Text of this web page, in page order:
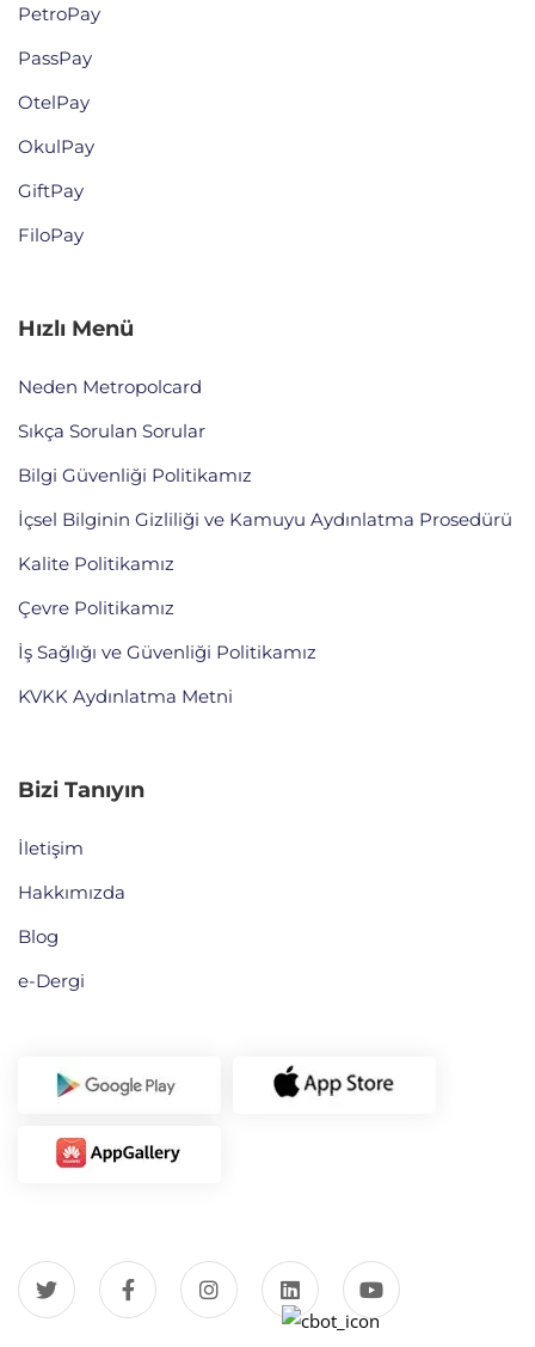
PetroPay
PassPay
OtelPay
OkulPay
GiftPay
FiloPay
Hızlı Menü
Neden Metropolcard
Sıkça Sorulan Sorular
Bilgi Güvenliği Politikamız
İçsel Bilginin Gizliliği ve Kamuyu Aydınlatma Prosedürü
Kalite Politikamız
Çevre Politikamız
İş Sağlığı ve Güvenliği Politikamız
KVKK Aydınlatma Metni
Bizi Tanıyın
İletişim
Hakkımızda
Blog
e-Dergi